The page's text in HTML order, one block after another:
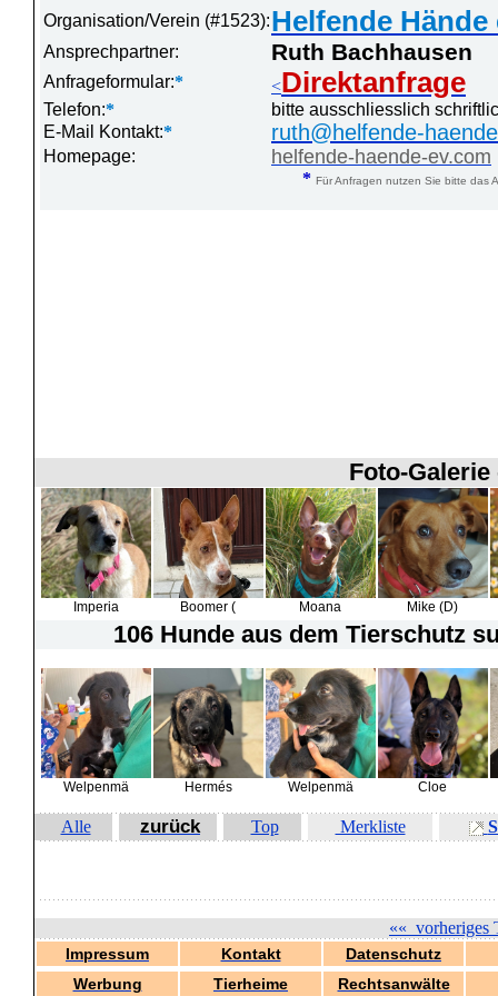
Organisation/Verein (#1523):Helfende Hände
Ansprechpartner: Ruth Bachhausen
Anfrageformular:* <Direktanfrage
Telefon:*
bitte ausschliesslich
E-Mail Kontakt:* ruth@helfende-
Homepage: helfende-haende-ev.com
* Für Anfragen nutzen Sie bitte das
Foto-
Imperia Boomer ( Moana Mike (D)
106 Hunde aus dem Tierschutz
Welpenmä Hermés Welpenmä Cloe
Alle zurück Top Merkliste
«« vorheriges
Impressum Kontakt
Datenschutz
Werbung
Tierheime Rechtsanwälte